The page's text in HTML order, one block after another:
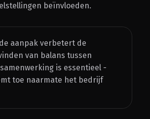
beïnvloeden.
aanpak verbetert de
van balans tussen
is essentieel -
toe naarmate het bedrijf